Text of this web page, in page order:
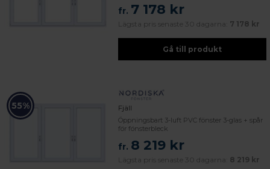
fr. 7 178 kr
Lägsta pris senaste 30 dagarna: 7 178 kr
Gå till produkt
55% Fjäll
Öppningsbart 3-luft PVC fönster 3-glas + spår
för fönsterbleck
fr. 8 219 kr
Lägsta pris senaste 30 dagarna: 8 219 kr